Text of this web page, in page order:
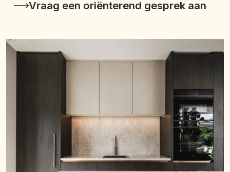
Vraag een oriënterend gesprek aan